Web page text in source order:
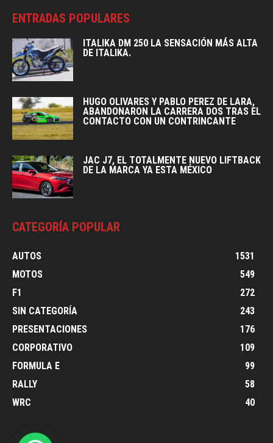
ENTRADAS POPULARES
ITALIKA DM 250 LA SENSACIÓN MÁS ALTA
DE ITALIKA.
HUGO OLIVARES Y PABLO PEREZ DE LARA,
ABANDONARON LA CARRERA DOS TRAS EL
CONTACTO CON UN CONTRINCANTE
JAC J7, EL TOTALMENTE NUEVO LIFTBACK
DE LA MARCA YA ESTA MÉXICO
CATEGORÍA POPULAR
AUTOS
1531
MOTOS
549
F1
272
SIN CATEGORÍA
243
PRESENTACIONES
176
CORPORATIVO
109
FORMULA E
99
RALLY
58
WRC
40